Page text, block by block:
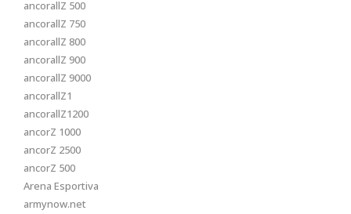
ancorallZ 500
ancorallZ 750
ancorallZ 800
ancorallZ 900
ancorallZ 9000
ancorallZ1
ancorallZ1200
ancorZ 1000
ancorZ 2500
ancorZ 500
Arena Esportiva
armynow.net